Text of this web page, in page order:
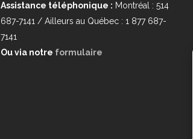
Assistance téléphonique : Montréal : 514
687-7141 / Ailleurs au Québec : 1 877 687-
7141
Ou via notre formulaire